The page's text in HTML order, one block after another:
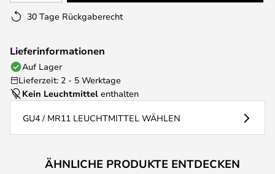
30 Tage Rückgaberecht
Lieferinformationen
Auf Lager
Lieferzeit: 2 - 5 Werktage
Kein Leuchtmittel enthalten
GU4 / MR11 LEUCHTMITTEL WÄHLEN
ÄHNLICHE PRODUKTE ENTDECKEN